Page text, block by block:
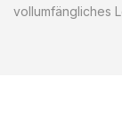
vollumfängliches